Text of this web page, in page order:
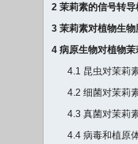
2 茉莉素的信号转导
3 茉莉素对植物生
4 病原生物对植物
4.1 昆虫对茉莉
4.2 细菌对茉莉
4.3 真菌对茉莉
4.4 病毒和植原